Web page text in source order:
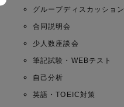
グループディスカッション
合同説明会
少人数座談会
筆記試験・WEBテスト
自己分析
英語・TOEIC対策